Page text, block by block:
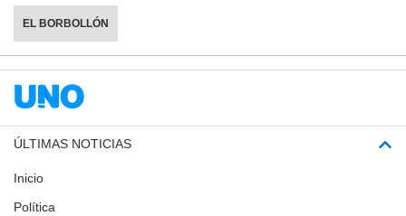
EL BORBOLLÓN
ÚLTIMAS NOTICIAS
Inicio
Política